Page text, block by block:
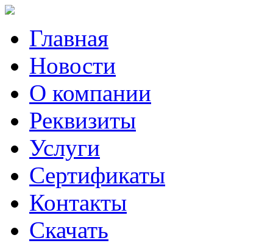
Главная
Новости
О компании
Реквизиты
Услуги
Сертификаты
Контакты
Скачать